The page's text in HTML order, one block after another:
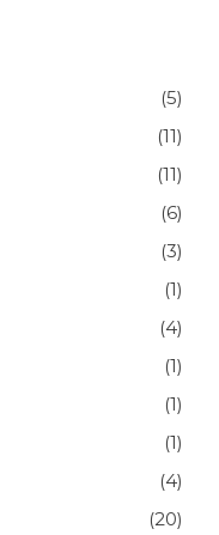
(5)
(11)
(11)
(6)
(3)
(1)
(4)
(1)
(1)
(1)
(4)
(20)